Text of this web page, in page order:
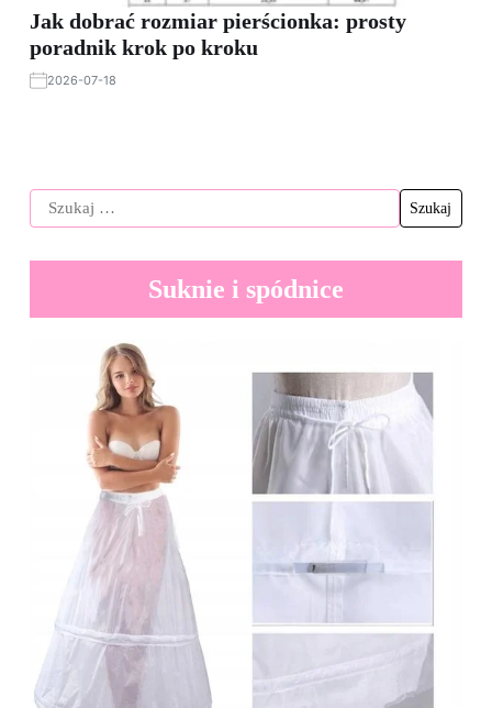
Jak dobrać rozmiar pierścionka: prosty
poradnik krok po kroku
2026-07-18
Suknie i spódnice